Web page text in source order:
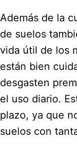
Además de la
de suelos
vida útil de los
están bien
desgasten
el uso diario.
plazo, ya que
suelos con